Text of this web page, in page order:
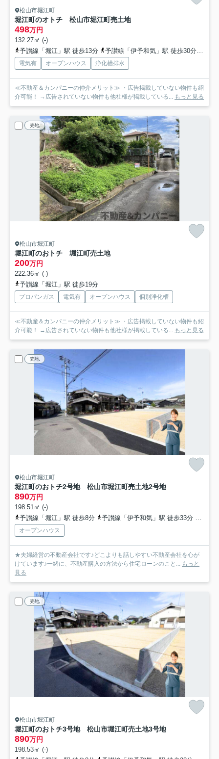
松山市堀江町
堀江町のオトチ 松山市堀江町売土地
498万円
132.27㎡ (-)
予讃線「堀江」駅 徒歩13分
予讃線「伊予和気」駅 徒歩30分
電気有 オープンハウス 浄化槽排水
≪不動産＆カンパニーの仲介メリット≫ ・広告掲載していない物件も紹
介可能！ →広告されていない物件も他社様が掲載している...
もっと見る
売地
松山市堀江町
堀江町のおトチ 堀江町売土地
200万円
222.36㎡ (-)
予讃線「堀江」駅 徒歩19分
プロパンガス 電気有 オープンハウス 個別浄化槽
≪不動産＆カンパニーの仲介メリット≫ ・広告掲載していない物件も紹
介可能！ →広告されていない物件も他社様が掲載している...
もっと見る
売地
松山市堀江町
堀江町のおトチ2号地 松山市堀江町売土地2号地
890万円
198.51㎡ (-)
予讃線「堀江」駅 徒歩8分
予讃線「伊予和気」駅 徒歩33分
オープンハウス
★夫婦経営の不動産会社です♪どこよりも話しやすい不動産会社を心が
けています♪一緒に、不動産購入の方法から住宅ローンのこと...
もっと
見る
売地
松山市堀江町
堀江町のおトチ3号地 松山市堀江町売土地3号地
890万円
198.53㎡ (-)